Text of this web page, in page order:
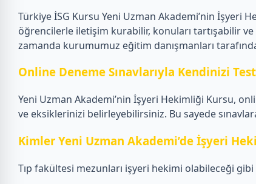
Türkiye İSG Kursu Yeni Uzman Akademi’nin İşyeri
öğrencilerle iletişim kurabilir, konuları tartışabilir
zamanda kurumumuz eğitim danışmanları
Online Deneme Sınavlarıyla Kendinizi
Yeni Uzman Akademi’nin İşyeri Hekimliği Kursu,
ve eksiklerinizi belirleyebilirsiniz. Bu sayede
Kimler Yeni Uzman Akademi’de İşyeri
Tıp fakültesi mezunları işyeri hekimi olabileceği gibi